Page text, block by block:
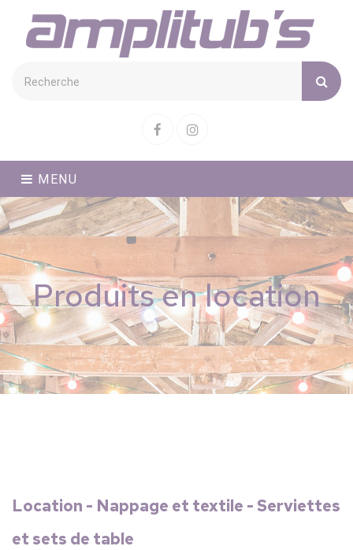
FacebookInstagram
MENU
Produits en location
Location - Nappage et textile - Serviettes
et sets de table
Cookies management panel